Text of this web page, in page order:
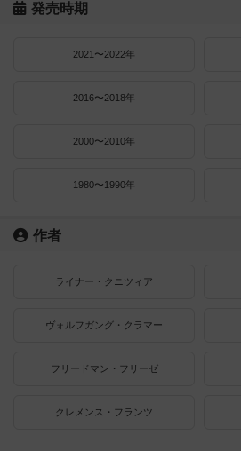
発売時期
2021〜2022年
2016〜2018年
2000〜2010年
1980〜1990年
作者
ライナー・クニツィア
ヴォルフガング・クラマー
フリードマン・フリーゼ
クレメンス・フランツ